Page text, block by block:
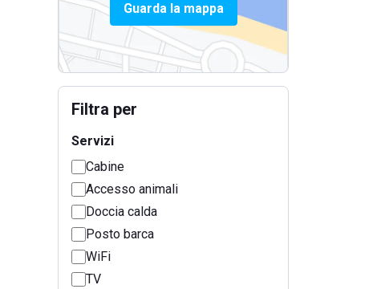
Guarda la mappa
Filtra per
Servizi
Cabine
Accesso animali
Doccia calda
Posto barca
WiFi
TV